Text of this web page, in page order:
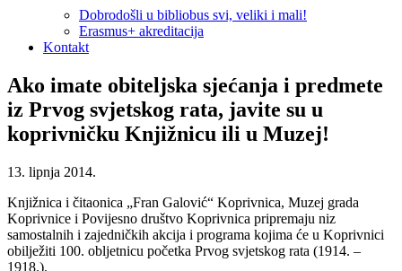
Dobrodošli u bibliobus svi, veliki i mali!
Erasmus+ akreditacija
Kontakt
Ako imate obiteljska sjećanja i predmete
iz Prvog svjetskog rata, javite su u
koprivničku Knjižnicu ili u Muzej!
13. lipnja 2014.
Knjižnica i čitaonica „Fran Galović“ Koprivnica, Muzej grada
Koprivnice i Povijesno društvo Koprivnica pripremaju niz
samostalnih i zajedničkih akcija i programa kojima će u Koprivnici
obilježiti 100. obljetnicu početka Prvog svjetskog rata (1914. –
1918.).